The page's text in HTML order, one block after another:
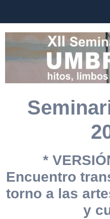
*
Encuentro
torno a las
y